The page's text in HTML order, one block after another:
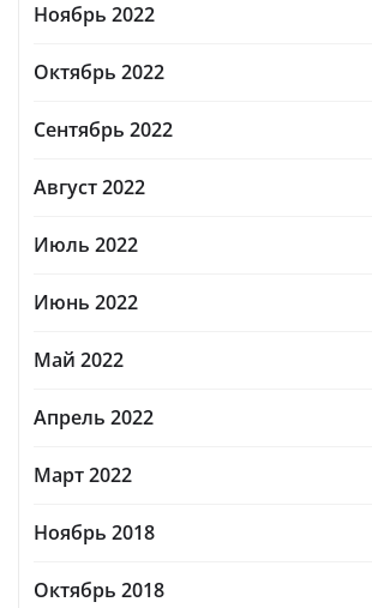
Ноябрь 2022
Октябрь 2022
Сентябрь 2022
Август 2022
Июль 2022
Июнь 2022
Май 2022
Апрель 2022
Март 2022
Ноябрь 2018
Октябрь 2018